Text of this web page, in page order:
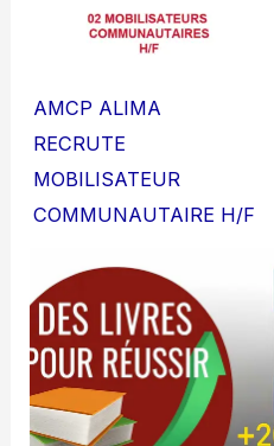
AMCP ALIMA
RECRUTE
MOBILISATEUR
COMMUNAUTAIRE H/F